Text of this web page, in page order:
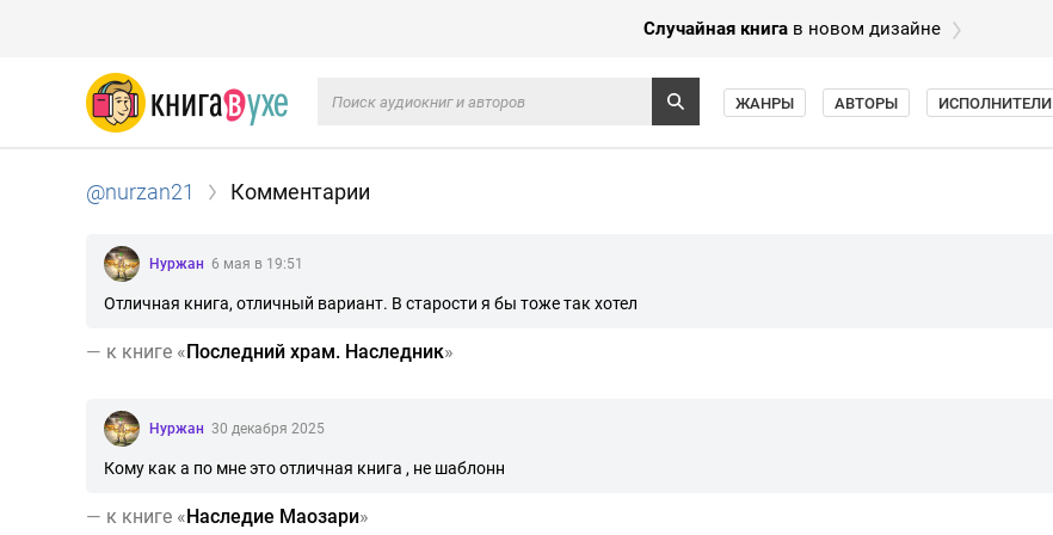
Случайная книга в новом дизайне
ЖАНРЫ АВТОРЫ ИСПОЛНИТЕЛИ
@nurzan21 Комментарии
Нуржан 6 мая в 19:51
Отличная книга, отличный вариант. В старости я бы тоже так хотел
— к книге «Последний храм. Наследник»
Нуржан 30 декабря 2025
Кому как а по мне это отличная книга , не шаблонн
— к книге «Наследие Маозари»